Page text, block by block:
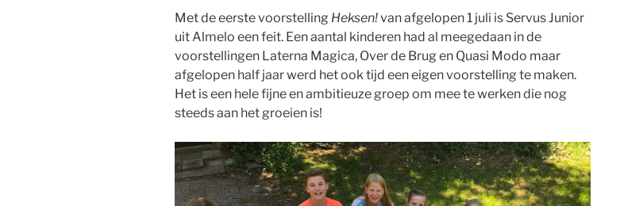
Met de eerste voorstelling Heksen!van afgelopen 1 juli is Servus Junior
uit Almelo een feit. Een aantal kinderen had al meegedaan in de
voorstellingen Laterna Magica, Over de Brug en Quasi Modo maar
afgelopen half jaar werd het ook tijd een eigen voorstelling te maken.
Het is een hele fijne en ambitieuze groep om mee te werken die nog
steeds aan het groeien is!